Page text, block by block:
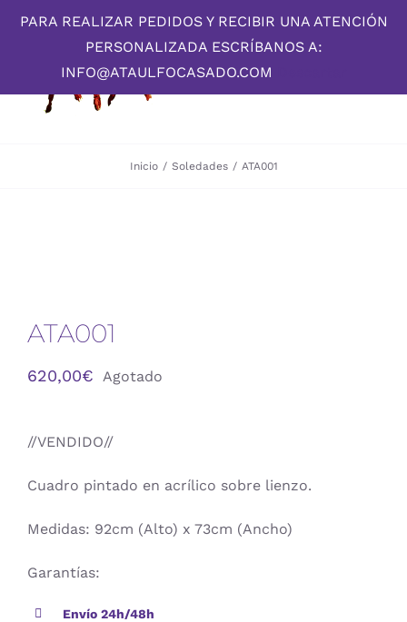
Inicio / Soledades / ATA001
ATA001
620,00€ Agotado
//VENDIDO//
Cuadro pintado en acrílico sobre lienzo.
Medidas: 92cm (Alto) x 73cm (Ancho)
Garantías:
Envío 24h/48h
PARA REALIZAR PEDIDOS Y RECIBIR UNA ATENCIÓN
PERSONALIZADA ESCRÍBANOS A:
INFO@ATAULFOCASADO.COM